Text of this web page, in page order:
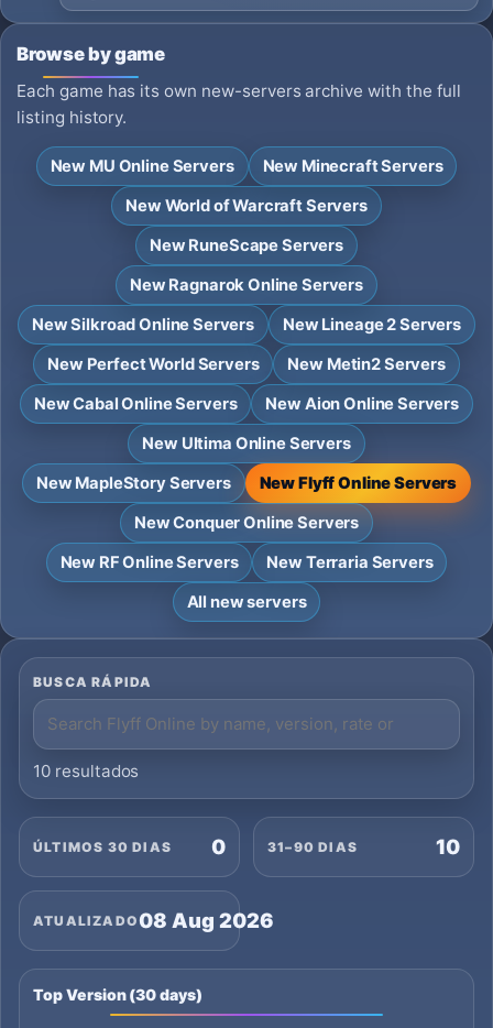
Browse by game
Each game has its own new-servers archive with the full
listing history.
New MU Online Servers
New Minecraft Servers
New World of Warcraft Servers
New RuneScape Servers
New Ragnarok Online Servers
New Silkroad Online Servers
New Lineage 2 Servers
New Perfect World Servers
New Metin2 Servers
New Cabal Online Servers
New Aion Online Servers
New Ultima Online Servers
New MapleStory Servers
New Flyff Online Servers
New Conquer Online Servers
New RF Online Servers
New Terraria Servers
All new servers
BUSCA RÁPIDA
10 resultados
ÚLTIMOS 30 DIAS 0 31–90 DIAS 10
ATUALIZADO08 Aug 2026
Top Version (30 days)